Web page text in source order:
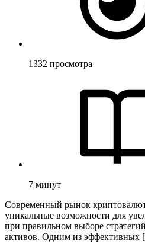
1332 просмотра
7 минут
Современный рынок криптовалют
уникальные возможности для
при правильном выборе
активов. Одним из